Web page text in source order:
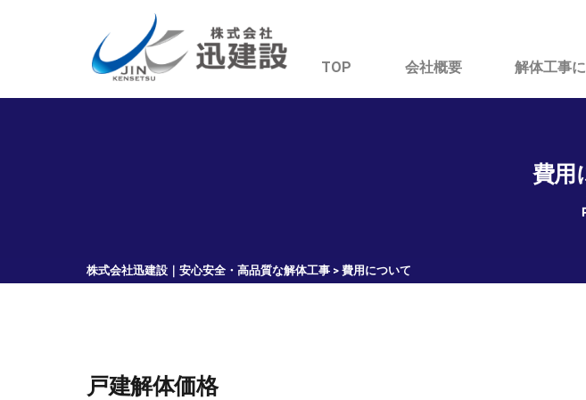
TOP 会社概要 解体工事
費用
株式会社迅建設｜安心安全・高品質な解体工事 > 費用について
戸建解体価格